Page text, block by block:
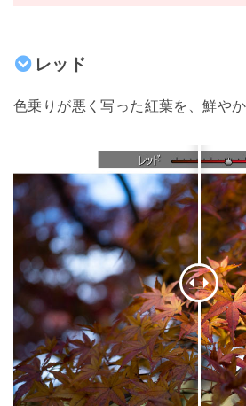
レッド
色乗りが悪く写った紅葉を、鮮やか